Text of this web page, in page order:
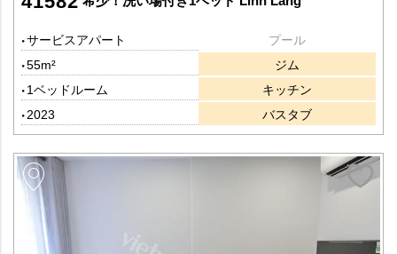
サービスアパート
55m²
1ベッドルーム
2023
プール
ジム
キッチン
バスタブ